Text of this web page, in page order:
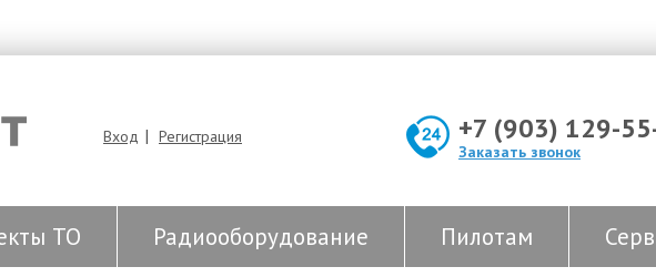
Вход | Регистрация +7 (903) 129-
Заказать звонок
ТО Радиооборудование Пилотам